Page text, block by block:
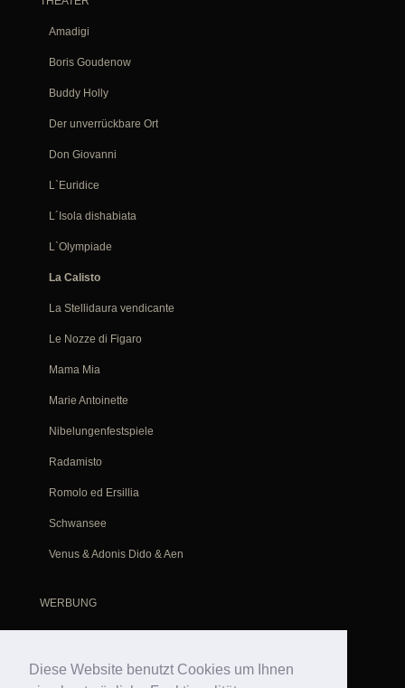
Diese Website benutzt Cookies um Ihnen
Amadigi
Boris Goudenow
Buddy Holly
Der unverrückbare Ort
Don Giovanni
L`Euridice
L´Isola dishabiata
L`Olympiade
La Calisto
La Stellidaura vendicante
Le Nozze di Figaro
Mama Mia
Marie Antoinette
Nibelungenfestspiele
Radamisto
Romolo ed Ersillia
Schwansee
Venus & Adonis Dido & Aeneas
WERBUNG